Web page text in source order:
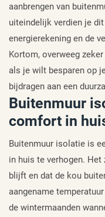
aanbrengen van
uiteindelijk verdien je
energierekening en de
Kortom, overweeg
als je wilt besparen op
bijdragen aan een
Buitenmuur
comfort in
Buitenmuur isolatie is
in huis te verhogen.
blijft en dat de kou
aangename
de wintermaanden